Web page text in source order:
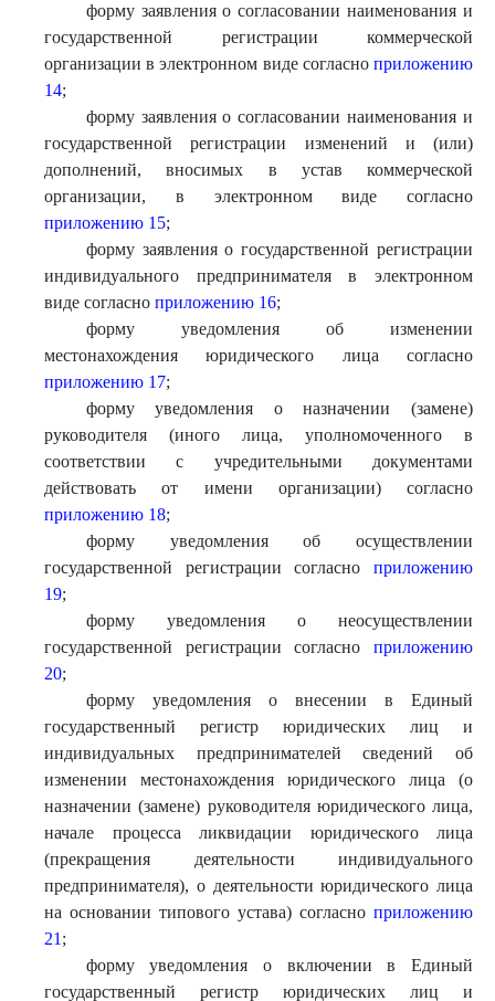
форму заявления о согласовании наименования и
государственной регистрации коммерческой
организации в электронном виде согласно приложению
14;
форму заявления о согласовании наименования и
государственной регистрации изменений и (или)
дополнений, вносимых в устав коммерческой
организации, в электронном виде согласно
приложению 15;
форму заявления о государственной регистрации
индивидуального предпринимателя в электронном
виде согласно приложению 16;
форму уведомления об изменении
местонахождения юридического лица согласно
приложению 17;
форму уведомления о назначении (замене)
руководителя (иного лица, уполномоченного в
соответствии с учредительными документами
действовать от имени организации) согласно
приложению 18;
форму уведомления об осуществлении
государственной регистрации согласно приложению
19;
форму уведомления о неосуществлении
государственной регистрации согласно приложению
20;
форму уведомления о внесении в Единый
государственный регистр юридических лиц и
индивидуальных предпринимателей сведений об
изменении местонахождения юридического лица (о
назначении (замене) руководителя юридического лица,
начале процесса ликвидации юридического лица
(прекращения деятельности индивидуального
предпринимателя), о деятельности юридического лица
на основании типового устава) согласно приложению
21 ;
форму уведомления о включении в Единый
государственный регистр юридических лиц и